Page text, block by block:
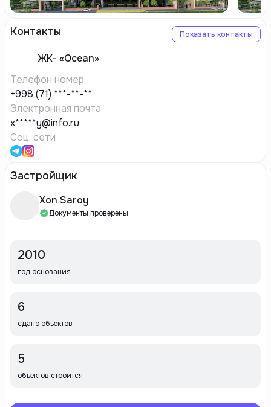
Контакты Показать контакты
ЖК- «Ocean»
Телефон номер
+998 (71) ***-**-**
Электронная почта
x*****y@info.ru
Соц. сети
Застройщик
Xon Saroy
Документы проверены
2010
год основания
6
сдано объектов
5
объектов строится